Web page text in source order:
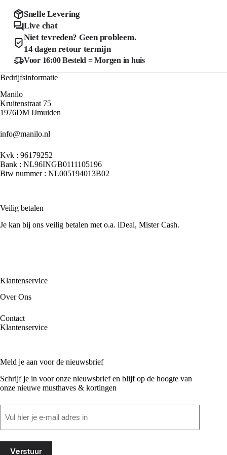
op
de
productpagina
Snelle Levering
Live chat
Niet tevreden? Geen probleem.
14 dagen retour termijn
Voor 16:00 Besteld = Morgen in huis
Bedrijfsinformatie
Manilo
Kruitenstraat 75
1976DM IJmuiden
info@manilo.nl
Kvk : 96179252
Bank : NL96INGB0111105196
Btw nummer : NL005194013B02
Veilig betalen
Je kan bij ons veilig betalen met o.a. iDeal, Mister Cash.
Klantenservice
Over Ons
Contact
Klantenservice
Meld je aan voor de nieuwsbrief
Schrijf je in voor onze nieuwsbrief en blijf op de hoogte van
onze nieuwe musthaves & kortingen
(Vereist)